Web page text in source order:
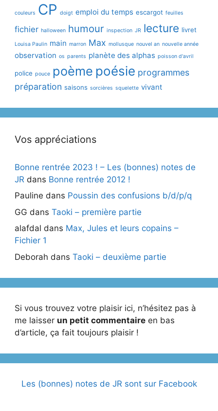
couleurs CP doigt emploi du temps escargot feuilles
fichier halloween humour inspection JR lecture livret
Louisa Paulin main marron Max mollusque nouvel an nouvelle année
observation os parents planète des alphas poisson d'avril
police pouce poème poésie programmes
préparation saisons sorcières squelette vivant
Vos appréciations
Bonne rentrée 2023 ! – Les (bonnes) notes de
JR dans Bonne rentrée 2012 !
Pauline dans Poussin des confusions b/d/p/q
GG dans Taoki – première partie
alafdal dans Max, Jules et leurs copains –
Fichier 1
Deborah dans Taoki – deuxième partie
Si vous trouvez votre plaisir ici, n’hésitez pas à
me laisser un petit commentaire en bas
d’article, ça fait toujours plaisir !
Les (bonnes) notes de JR sont sur Facebook